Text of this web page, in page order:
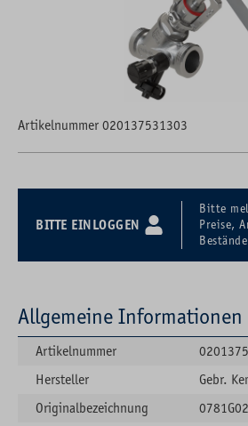
Artikelnummer 020137531303
BITTE EINLOGGEN
Bitte
Preise,
Allgemeine Informationen
Artikelnummer
Hersteller
Gebr.
Originalbezeichnung